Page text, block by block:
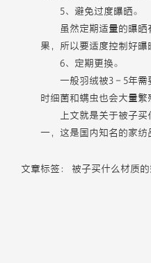
5、避免过度曝晒。
虽然定期适量的曝
果，所以要适度控制好曝
6、定期更换。
一般羽绒被3－5年
时细菌和螨虫也会大量繁
上文就是关于被子
一，这是国内知名的家纺
文章标签： 被子买什么材质